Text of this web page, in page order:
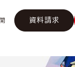
資料請求